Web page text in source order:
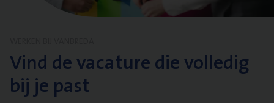
Vind de vacature die volledig
bij je past